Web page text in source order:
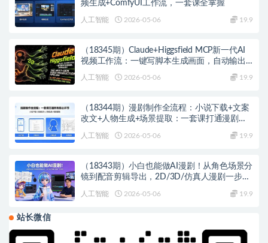
频生成+ComfyUI工作流，一套课全掌握
人工智能 2026-05-06 19.9
（18345期）Claude+Higgsfield MCP新一代AI
视频工作流：一键写脚本生成画面，自动输出
人工智能 2026-05-06 19.9
（18344期）漫剧制作全流程：小说下载+文案
改文+人物生成+场景提取：一套课打通漫剧制
人工智能 2026-05-06 19.9
（18343期）小白也能做AI漫剧！从角色场景分
镜到配音剪辑导出，2D/3D/仿真人漫剧一步到
人工智能 2026-05-06 19.9
站长微信